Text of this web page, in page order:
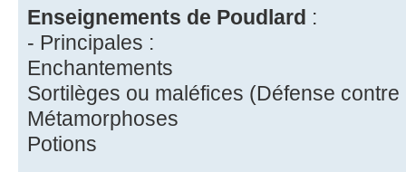
Enseignements de Poudlard :
- Principales :
Enchantements
Sortilèges ou maléfices (Défense
Métamorphoses
Potions